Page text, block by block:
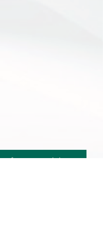
for supervision